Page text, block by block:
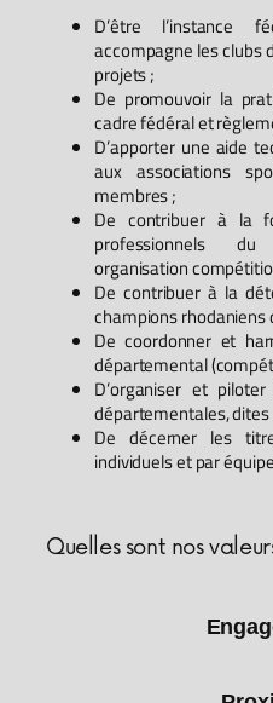
D’être l’instance
accompagne les clubs
projets ;
De promouvoir la
cadre fédéral et
D’apporter une aide
aux associations
membres ;
De contribuer à la
professionnels
organisation
De contribuer à la
champions rhodaniens
De coordonner et
départemental
D’organiser et
départementales,
De décerner les
individuels et par
Quelles sont nos